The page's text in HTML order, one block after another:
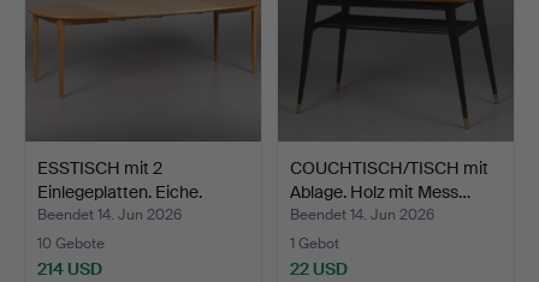
ESSTISCH mit 2
Einlegeplatten. Eiche.
Gebr…
Beendet 14. Jun 2026
10 Gebote
214 USD
COUCHTISCH/TISCH mit
Ablage. Holz mit Mess…
Beendet 14. Jun 2026
1 Gebot
22 USD